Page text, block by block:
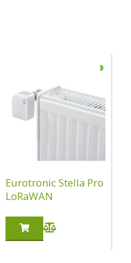
◑
Eurotronic Stella Pro
LoRaWAN